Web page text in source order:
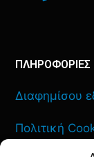
ΠΛΗΡΟΦΟΡΙΕΣ
Διαφημίσου
Πολιτική